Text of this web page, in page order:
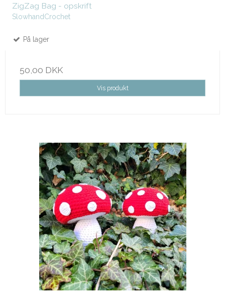
ZigZag Bag - opskrift
SlowhandCrochet
På lager
50,00 DKK
Vis produkt